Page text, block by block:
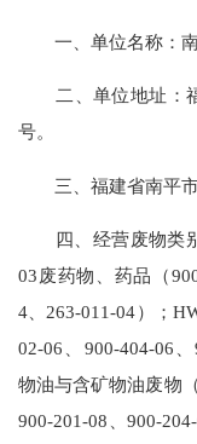
一、单位名称：南
二、单位地址：福
号。
三、福建省南平市
四、经营废物类别
03废药物、药品（
4、263-011-04）；
02-06、900-404-06
物油与含矿物油废物
900-201-08、900-